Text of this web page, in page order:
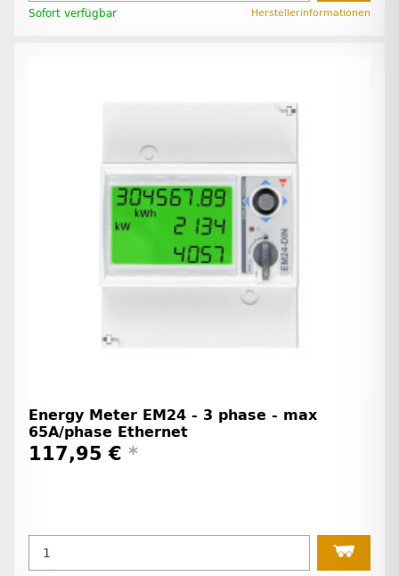
Sofort verfügbar Herstellerinformationen
Energy Meter EM24 - 3 phase - max
65A/phase Ethernet
117,95 € *